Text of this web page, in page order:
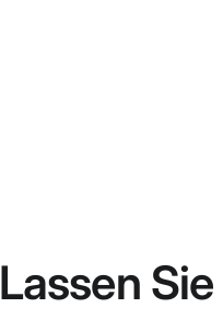
Lassen